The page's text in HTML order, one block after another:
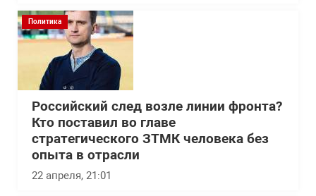
Политика
Российский след возле линии фронта?
Кто поставил во главе
стратегического ЗТМК человека без
опыта в отрасли
22 апреля, 21:01